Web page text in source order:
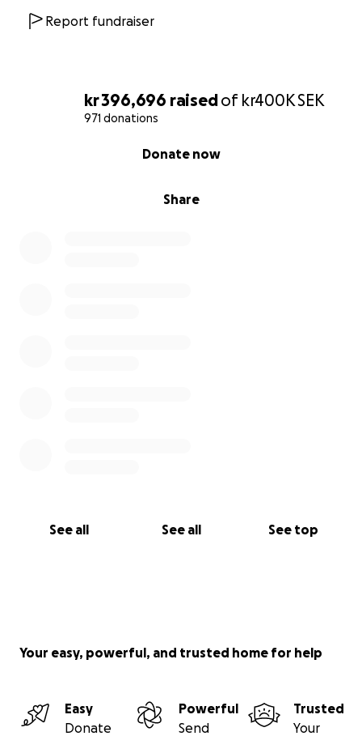
kr 396,696 raisedof kr400KSEK
971 donations
Share
Donate now
See all See all See top
Report fundraiser
Your easy, powerful, and trusted home for help
Easy
Donate
Powerful
Send
Trusted
Your